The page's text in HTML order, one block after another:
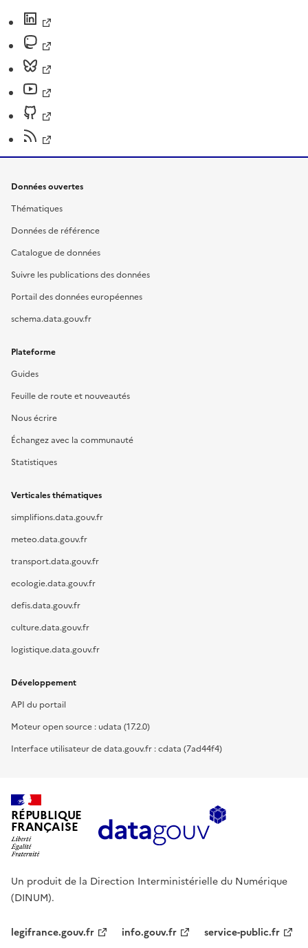
Données ouvertes
Thématiques
Données de référence
Catalogue de données
Suivre les publications des données
Portail des données européennes
schema.data.gouv.fr
Plateforme
Guides
Feuille de route et nouveautés
Nous écrire
Échangez avec la communauté
Statistiques
Verticales thématiques
simplifions.data.gouv.fr
meteo.data.gouv.fr
transport.data.gouv.fr
ecologie.data.gouv.fr
defis.data.gouv.fr
culture.data.gouv.fr
logistique.data.gouv.fr
Développement
API du portail
Moteur open source : udata (17.2.0)
Interface utilisateur de data.gouv.fr : cdata (7ad44f4)
RÉPUBLIQUE
FRANÇAISE
Un produit de la Direction Interministérielle du Numérique
(DINUM).
legifrance.gouv.fr info.gouv.fr service-public.fr